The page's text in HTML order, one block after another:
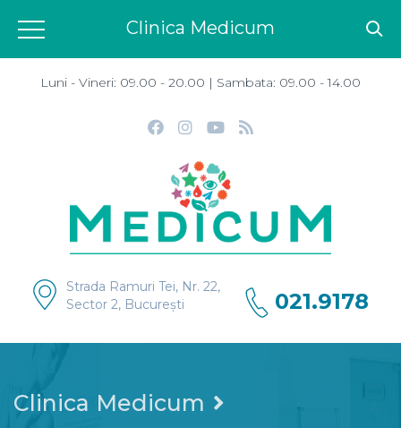
Luni - Vineri: 09.00 - 20.00 | Sambata: 09.00 - 14.00
Strada Ramuri Tei, Nr. 22,
Sector 2, București
021.9178
Clinica Medicum
Clinica Medicum